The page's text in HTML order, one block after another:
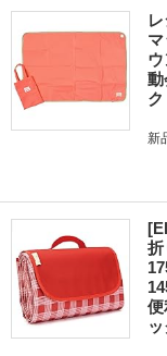
動
新
折
便